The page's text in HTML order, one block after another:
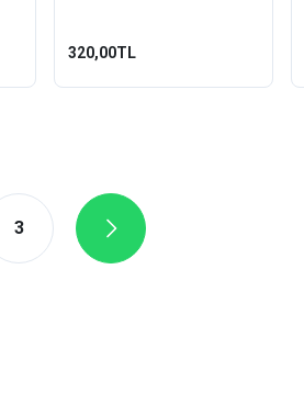
320,00TL
3